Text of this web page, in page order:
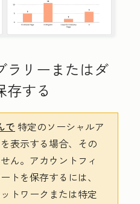
ラリーまたはダ
存する
で 特定のソーシャルア
表示する場合、その
ん。アカウントフィ
トを保存するには、
トワークまたは特定